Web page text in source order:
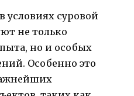
условиях суровой
не только
но и особых
Особенно это